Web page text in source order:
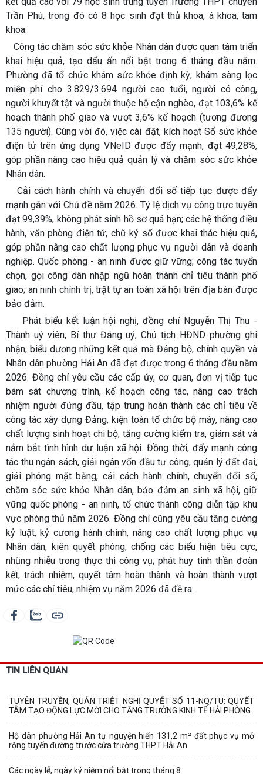
Trần Phú, trong đó có 8 học sinh đạt thủ khoa, á khoa, tam
khoa.
Công tác chăm sóc sức khỏe Nhân dân được quan tâm triển
khai hiệu quả, tạo dấu ấn nổi bật trong 6 tháng đầu năm.
Phường đã tổ chức khám sức khỏe định kỳ, khám sàng lọc
miễn phí cho 3.829/3.694 người cao tuổi, người có công,
người khuyết tật và người thuộc hộ cận nghèo, đạt 103,6% kế
hoạch thành phố giao và vượt 3,6% kế hoạch (tương đương
135 người). Cùng với đó, việc cài đặt, kích hoạt Sổ sức khỏe
điện tử trên ứng dụng VNeID được đẩy mạnh, đạt 49,28%,
góp phần nâng cao hiệu quả quản lý và chăm sóc sức khỏe
Nhân dân.
Cải cách hành chính và chuyển đổi số tiếp tục được đẩy
mạnh gắn với Chủ đề năm 2026. Tỷ lệ dịch vụ công trực tuyến
đạt 99,39%, không phát sinh hồ sơ quá hạn; các hệ thống điều
hành, văn phòng điện tử, chữ ký số được khai thác hiệu quả,
góp phần nâng cao chất lượng phục vụ người dân và doanh
nghiệp. Quốc phòng - an ninh được giữ vững; công tác tuyển
chọn, gọi công dân nhập ngũ hoàn thành chỉ tiêu thành phố
giao; an ninh chính trị, trật tự an toàn xã hội trên địa bàn được
bảo đảm.
Phát biểu kết luận hội nghị, đồng chí Nguyễn Thị Thu -
Thành uỷ viên, Bí thư Đảng uỷ, Chủ tịch HĐND phường ghi
nhận, biểu dương những kết quả mà Đảng bộ, chính quyền và
Nhân dân phường Hải An đã đạt được trong 6 tháng đầu năm
2026. Đồng chí yêu cầu các cấp ủy, cơ quan, đơn vị tiếp tục
bám sát chương trình, kế hoạch công tác, nâng cao trách
nhiệm người đứng đầu, tập trung hoàn thành các chỉ tiêu về
công tác xây dựng Đảng, kiện toàn tổ chức bộ máy, nâng cao
chất lượng sinh hoạt chi bộ, tăng cường kiểm tra, giám sát và
nắm bắt tình hình dư luận xã hội. Đồng thời, đẩy mạnh công
tác thu ngân sách, giải ngân vốn đầu tư công, quản lý đất đai,
giải phóng mặt bằng, cải cách hành chính, chuyển đổi số,
chăm sóc sức khỏe Nhân dân, bảo đảm an sinh xã hội, giữ
vững quốc phòng - an ninh, tổ chức thành công diễn tập khu
vực phòng thủ năm 2026. Đồng chí cũng yêu cầu tăng cường
kỷ luật, kỷ cương hành chính, nâng cao chất lượng phục vụ
Nhân dân, kiên quyết phòng, chống các biểu hiện tiêu cực,
nhũng nhiễu trong thực thi công vụ; phát huy tinh thần đoàn
kết, trách nhiệm, quyết tâm hoàn thành và hoàn thành vượt
mức các chỉ tiêu, nhiệm vụ năm 2026 đã đề ra.
TIN LIÊN QUAN
TUYÊN TRUYỀN, QUÁN TRIỆT NGHỊ QUYẾT SỐ 11-NQ/TU: QUYẾT
TÂM TẠO ĐỘNG LỰC MỚI CHO TĂNG TRƯỞNG KINH TẾ HẢI PHÒNG
Hộ dân phường Hải An tự nguyện hiến 131,2 m² đất phục vụ mở
rộng tuyến đường trước cửa trường THPT Hải An
Các ngày lễ, ngày kỷ niệm nổi bật trong tháng 8